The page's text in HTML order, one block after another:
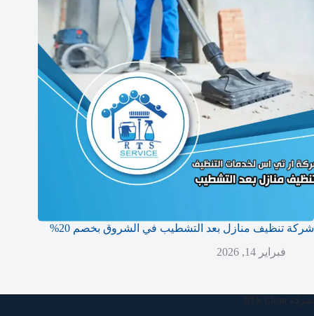
شركة تنظيف منازل بعد التشطيب في الشروق بخصم 20%
فبراير 14, 2026
شركة RTS Clean